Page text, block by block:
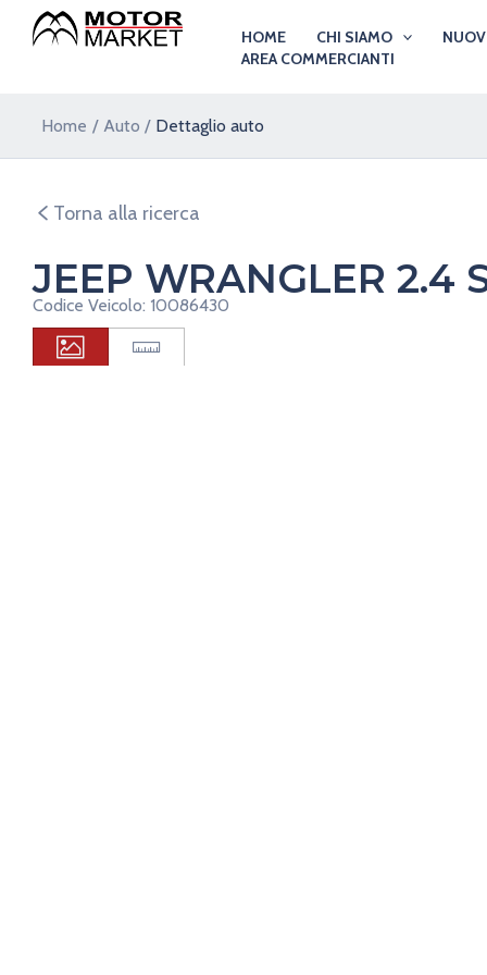
HOME CHI SIAMO
AREA COMMERCIANTI
Home Auto Dettaglio auto
Torna alla ricerca
JEEP WRANGLER 2.4
Codice Veicolo: 10086430